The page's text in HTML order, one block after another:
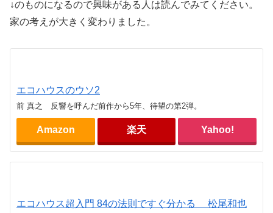
↓のものになるので興味がある人は読んでみてください。
家の考えが大きく変わりました。
エコハウスのウソ2
前 真之 反響を呼んだ前作から5年、待望の第2弾。
Amazon 楽天 Yahoo!
エコハウス超入門 84の法則ですぐ分かる 松尾和也